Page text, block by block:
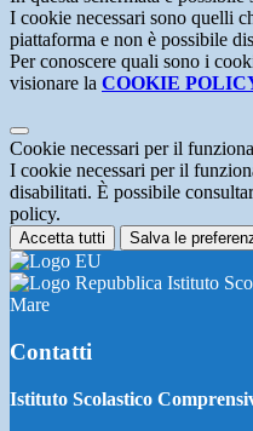
I cookie necessari sono quelli
piattaforma e non è possibile
Per conoscere quali sono i
visionare la COOKIE
Cookie necessari per il
I cookie necessari per il
disabilitati. È possibile
policy.
Accetta tutti Salva le
Istituto
Mare
Contatti
Istituto Scolastico